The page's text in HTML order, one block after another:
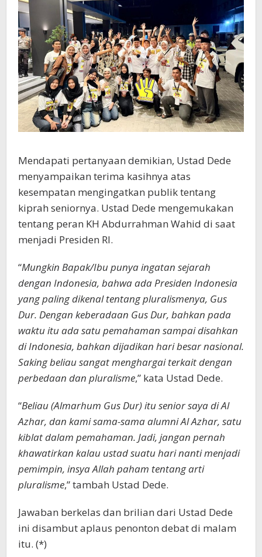
Mendapati pertanyaan demikian, Ustad Dede
menyampaikan terima kasihnya atas
kesempatan mengingatkan publik tentang
kiprah seniornya. Ustad Dede mengemukakan
tentang peran KH Abdurrahman Wahid di saat
menjadi Presiden RI.
“Mungkin Bapak/Ibu punya ingatan sejarah
dengan Indonesia, bahwa ada Presiden Indonesia
yang paling dikenal tentang pluralismenya, Gus
Dur. Dengan keberadaan Gus Dur, bahkan pada
waktu itu ada satu pemahaman sampai disahkan
di Indonesia, bahkan dijadikan hari besar nasional.
Saking beliau sangat menghargai terkait dengan
perbedaan dan pluralisme,” kata Ustad Dede.
“Beliau (Almarhum Gus Dur) itu senior saya di Al
Azhar, dan kami sama-sama alumni Al Azhar, satu
kiblat dalam pemahaman. Jadi, jangan pernah
khawatirkan kalau ustad suatu hari nanti menjadi
pemimpin, insya Allah paham tentang arti
pluralisme,” tambah Ustad Dede.
Jawaban berkelas dan brilian dari Ustad Dede
ini disambut aplaus penonton debat di malam
itu. (*)